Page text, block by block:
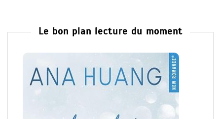
Le bon plan lecture du moment